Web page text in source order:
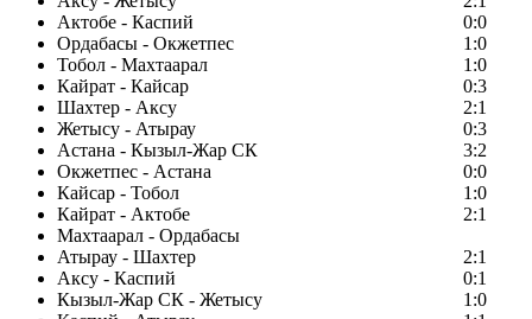
Актобе - Каспий
0:0
Ордабасы - Окжетпес
1:0
Тобол - Махтаарал
1:0
Кайрат - Кайсар
0:3
Шахтер - Аксу
2:1
Жетысу - Атырау
0:3
Астана - Кызыл-Жар СК
3:2
Окжетпес - Астана
0:0
Кайсар - Тобол
1:0
Кайрат - Актобе
2:1
Махтаарал - Ордабасы
Атырау - Шахтер
2:1
Аксу - Каспий
0:1
Кызыл-Жар СК - Жетысу
1:0